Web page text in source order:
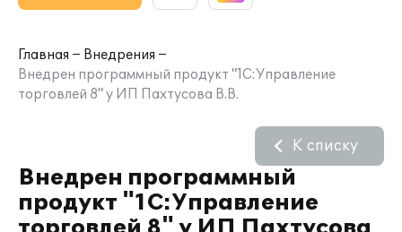
Главная
Внедрения
Внедрен программный продукт "1С:Управление
торговлей 8" у ИП Пахтусова В.В.
Внедрен программный
продукт "1С:Управление
К списку